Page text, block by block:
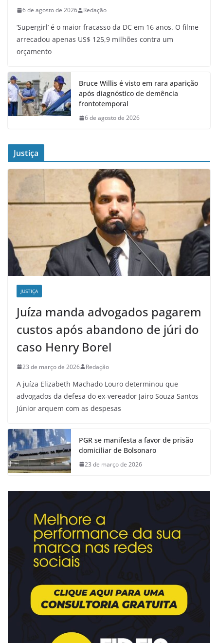
6 de agosto de 2026 Redação
‘Supergirl’ é o maior fracasso da DC em 16 anos. O filme
arrecadou apenas US$ 125,9 milhões contra um
orçamento
Bruce Willis é visto em rara aparição
após diagnóstico de demência
frontotemporal
6 de agosto de 2026
Justiça
JUSTIÇA
Juíza manda advogados pagarem
custos após abandono de júri do
caso Henry Borel
23 de março de 2026 Redação
A juíza Elizabeth Machado Louro determinou que
advogados da defesa do ex-vereador Jairo Souza Santos
Júnior arquem com as despesas
PGR se manifesta a favor de prisão
domiciliar de Bolsonaro
23 de março de 2026